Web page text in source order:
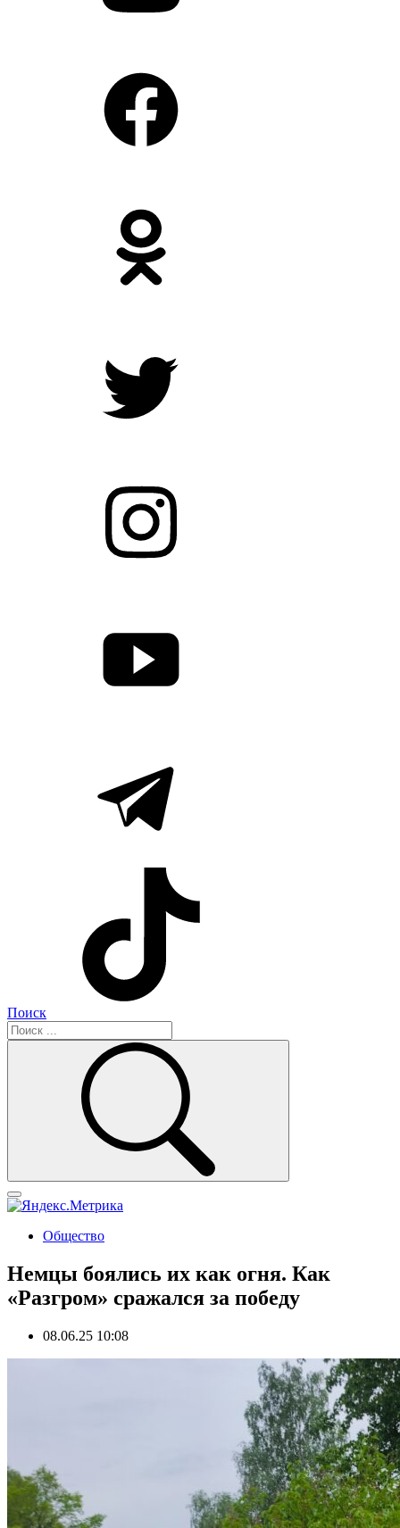
Поиск
Общество
Немцы боялись их как огня. Как
«Разгром» сражался за победу
08.06.25 10:08